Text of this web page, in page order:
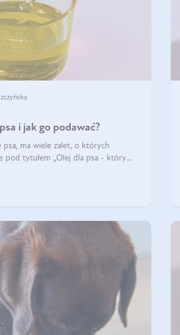
i jak go podawać?
ma wiele zalet, o których
pod tytułem „Olej dla psa - który